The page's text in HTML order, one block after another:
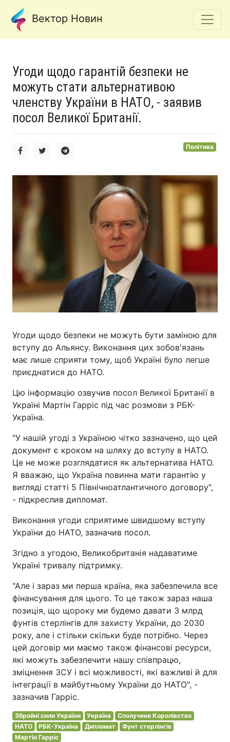
Вектор Новин
Угоди щодо гарантій безпеки не
можуть стати альтернативою
членству України в НАТО, - заявив
посол Великої Британії.
Політика
Угоди щодо безпеки не можуть бути заміною для
вступу до Альянсу. Виконання цих зобов'язань
має лише сприяти тому, щоб Україні було легше
приєднатися до НАТО.
Цю інформацію озвучив посол Великої Британії в
Україні Мартін Гарріс під час розмови з РБК-
Україна.
"У нашій угоді з Україною чітко зазначено, що цей
документ є кроком на шляху до вступу в НАТО.
Це не може розглядатися як альтернатива НАТО.
Я вважаю, що Україна повинна мати гарантію у
вигляді статті 5 Північноатлантичного договору",
- підкреслив дипломат.
Виконання угоди сприятиме швидшому вступу
України до НАТО, зазначив посол.
Згідно з угодою, Великобританія надаватиме
Україні тривалу підтримку.
"Але і зараз ми перша країна, яка забезпечила все
фінансування для цього. То це також зараз наша
позиція, що щороку ми будемо давати 3 млрд
фунтів стерлінгів для захисту України, до 2030
року, але і стільки скільки буде потрібно. Через
цей договір ми маємо також фінансові ресурси,
які можуть забезпечити нашу співпрацю,
зміцнення ЗСУ і всі можливості, які важливі й для
інтеграції в майбутньому України до НАТО", -
зазначив Гарріс.
Збройні сили України Україна
Сполучене Королівство
НАТО
РБК-Україна Дипломат
Фунт стерлінгів
Мартін Гарріс